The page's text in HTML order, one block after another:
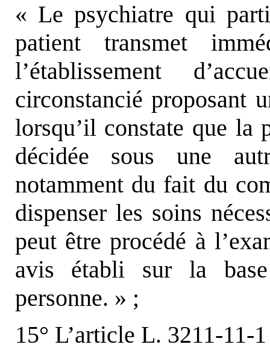
« Le psychiatre qui
patient transmet
l’établissement
circonstancié proposant
lorsqu’il constate que la
décidée sous une
notamment du fait du
dispenser les soins
peut être procédé à
avis établi sur la
personne. » ;
15° L’article L. 3211-11-